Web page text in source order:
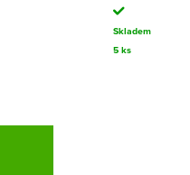
Skladem
5 ks